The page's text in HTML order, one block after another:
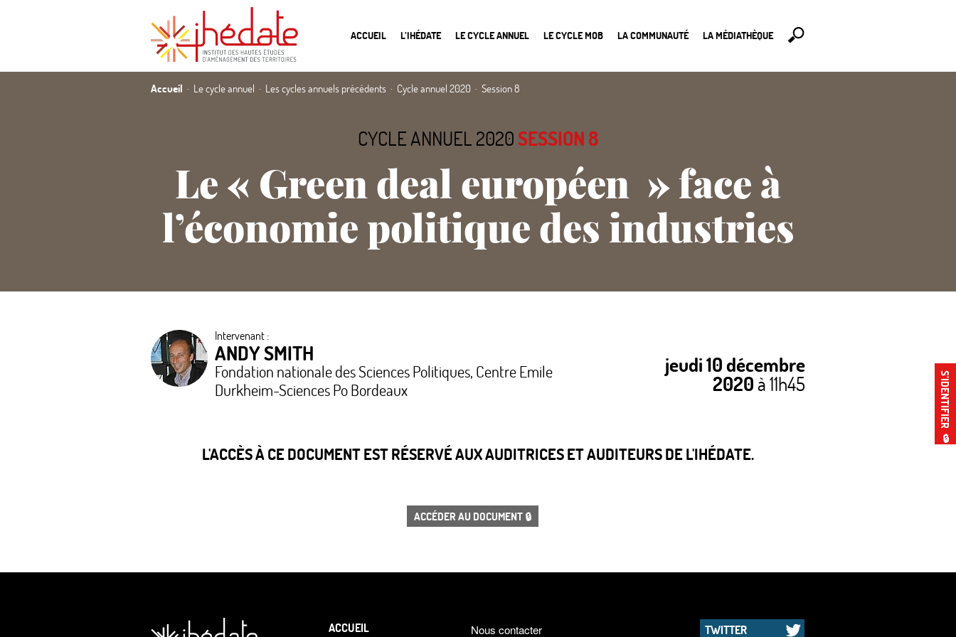
ACCUEIL L’IHÉDATE LE CYCLE ANNUEL LE CYCLE MOB LA COMMUNAUTÉ LA MÉDIATHÈQUE
S’IDENTIFIER
🔒
Accueil Le cycle annuel Les cycles annuels précédents Cycle annuel 2020 Session 8
CYCLE ANNUEL 2020SESSION 8
Le« Green deal européen » face à
l’économie politique des industries
Intervenant :
ANDY SMITH
Fondation nationale des Sciences Politiques, Centre Emile
Durkheim-Sciences Po Bordeaux
jeudi 10 décembre
2020à 11h45
L'ACCÈS À CE DOCUMENT EST RÉSERVÉ AUX AUDITRICES ET AUDITEURS DE L'IHÉDATE.
ACCÉDER AU DOCUMENT 🔒
ACCUEIL Nous contacter TWITTER